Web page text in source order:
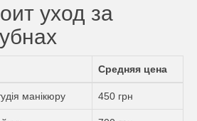
уход за
Средняя цена
манікюру 450 грн